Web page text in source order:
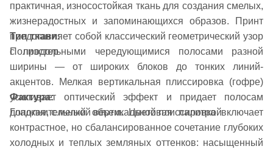
практичная, износостойкая ткань для создания смелых,
жизнерадостных и запоминающихся образов. Принт
представляет собой классический геометрический узор
с продольными чередующимися полосами разной
ширины — от широких блоков до тонких линий-
акцентов. Мелкая вертикальная плиссировка (гофре)
усиливает оптический эффект и придает полосам
дополнительный объем. Цветовая палитра включает
контрастное, но сбалансированное сочетание глубоких
холодных и теплых земляных оттенков: насыщенный
Тип ткани:
Полиэстер
Фактура:
Гладкая, с мелкой вертикальной плиссировкой